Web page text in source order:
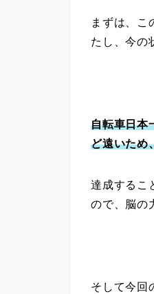
まずは、こ
たし、今の
自転車日本
ど遠いため
達成するこ
ので、脳の
そして今回